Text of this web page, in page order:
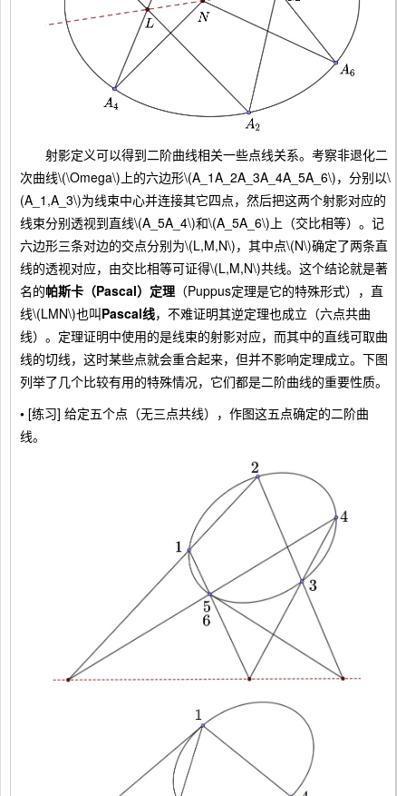
射影定义可以得到二阶曲线相关一些点线关系。考察非退化二
次曲线\(\Omega\)上的六边形\(A_1A_2A_3A_4A_5A_6\)，分别以\
(A_1,A_3\)为线束中心并连接其它四点，然后把这两个射影对应的
线束分别透视到直线\(A_5A_4\)和\(A_5A_6\)上（交比相等）。记
六边形三条对边的交点分别为\(L,M,N\)，其中点\(N\)确定了两条直
线的透视对应，由交比相等可证得\(L,M,N\)共线。这个结论就是著
名的帕斯卡（Pascal）定理 （Puppus定理是它的特殊形式），直
线\(LMN\)也叫Pascal线，不难证明其逆定理也成立（六点共曲
线）。定理证明中使用的是线束的射影对应，而其中的直线可取曲
线的切线，这时某些点就会重合起来，但并不影响定理成立。下图
列举了几个比较有用的特殊情况，它们都是二阶曲线的重要性质。
• [练习] 给定五个点（无三点共线），作图这五点确定的二阶曲
线。